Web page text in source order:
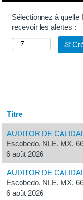
Sélectionnez à quelle
recevoir les alertes :
Titre
AUDITOR DE
Escobedo, NLE, MX,
6 août 2026
AUDITOR DE
Escobedo, NLE, MX,
6 août 2026